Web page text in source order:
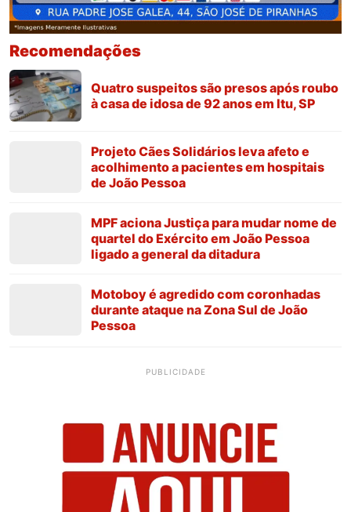
Recomendações
Quatro suspeitos são presos após roubo
à casa de idosa de 92 anos em Itu, SP
Projeto Cães Solidários leva afeto e
acolhimento a pacientes em hospitais
de João Pessoa
MPF aciona Justiça para mudar nome de
quartel do Exército em João Pessoa
ligado a general da ditadura
Motoboy é agredido com coronhadas
durante ataque na Zona Sul de João
Pessoa
PUBLICIDADE